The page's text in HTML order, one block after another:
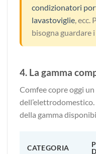
condizionatori
lavastoviglie, ecc.
bisogna guardare
4. La gamma
Comfee copre oggi
della gamma
CATEGORIA